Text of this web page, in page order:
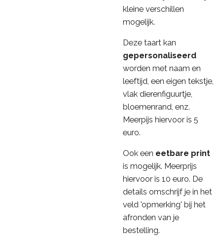
kleine verschillen
mogelijk.
Deze taart kan
gepersonaliseerd
worden met naam en
leeftijd, een eigen tekstje,
vlak dierenfiguurtje,
bloemenrand, enz.
Meerpijs hiervoor is 5
euro.
Ook een eetbare print
is mogelijk. Meerprijs
hiervoor is 10 euro. De
details omschrijf je in het
veld 'opmerking' bij het
afronden van je
bestelling.